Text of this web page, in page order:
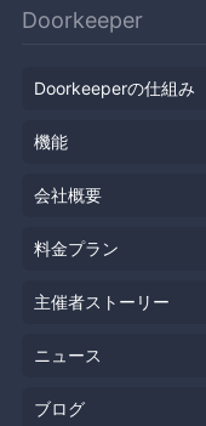
Doorkeeper
Doorkeeperの仕組み
機能
会社概要
料金プラン
主催者ストーリー
ニュース
ブログ